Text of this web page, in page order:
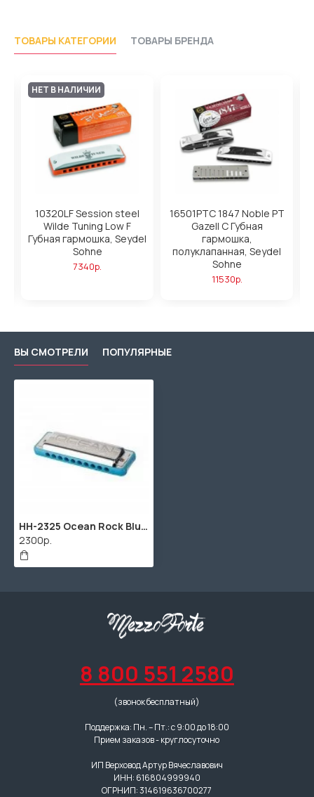
ТОВАРЫ КАТЕГОРИИ ТОВАРЫ БРЕНДА
НЕТ В НАЛИЧИИ
10320LF Session steel
Wilde Tuning Low F
Губная гармошка, Seydel
Sohne
7340р.
16501PTC 1847 Noble PT
Gazell C Губная
гармошка,
полуклапанная, Seydel
Sohne
11530р.
ВЫ СМОТРЕЛИ ПОПУЛЯРНЫЕ
HH-2325 Ocean Rock Blues A Губная гармошка, синяя, Cascha
2300р.
8 800 551 2580
(звонок бесплатный)
Поддержка: Пн. – Пт.: с 9:00 до 18:00
Прием заказов - круглосуточно
ИП Верховод Артур Вячеславович
ИНН: 616804999940
ОГРНИП: 314619636700277